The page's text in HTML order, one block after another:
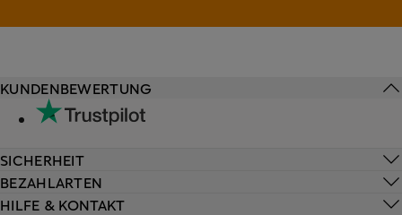
HILFE & KONTAKT
KUNDENBEWERTUNG
SICHERHEIT
BEZAHLARTEN